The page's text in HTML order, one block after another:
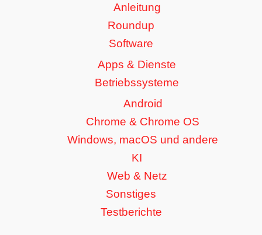
Anleitung
Roundup
Software
Apps & Dienste
Betriebssysteme
Android
Chrome & Chrome OS
Windows, macOS und andere
KI
Web & Netz
Sonstiges
Testberichte